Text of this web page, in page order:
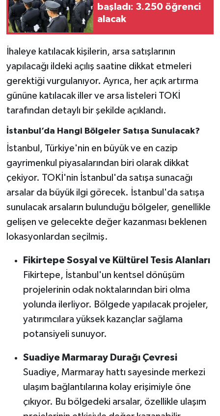
başladı: 3.250 öğrenci
alacak
İhaleye katılacak kişilerin, arsa satışlarının
yapılacağı ildeki açılış saatine dikkat etmeleri
gerektiği vurgulanıyor. Ayrıca, her açık artırma
gününe katılacak iller ve arsa listeleri TOKİ
tarafından detaylı bir şekilde açıklandı.
İstanbul’da Hangi Bölgeler Satışa Sunulacak?
İstanbul, Türkiye'nin en büyük ve en cazip
gayrimenkul piyasalarından biri olarak dikkat
çekiyor. TOKİ'nin İstanbul'da satışa sunacağı
arsalar da büyük ilgi görecek. İstanbul'da satışa
sunulacak arsaların bulunduğu bölgeler, genellikle
gelişen ve gelecekte değer kazanması beklenen
lokasyonlardan seçilmiş.
Fikirtepe Sosyal ve Kültürel Tesis Alanları
Fikirtepe, İstanbul'un kentsel dönüşüm
projelerinin odak noktalarından biri olma
yolunda ilerliyor. Bölgede yapılacak projeler,
yatırımcılara yüksek kazançlar sağlama
potansiyeli sunuyor.
Suadiye Marmaray Durağı Çevresi
Suadiye, Marmaray hattı sayesinde merkezi
ulaşım bağlantılarına kolay erişimiyle öne
çıkıyor. Bu bölgedeki arsalar, özellikle ulaşım